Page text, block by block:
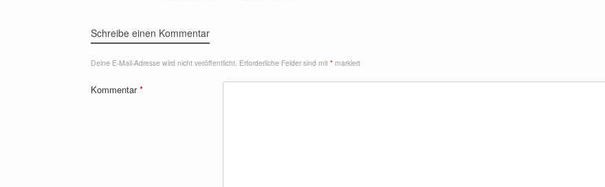
Schreibe einen Kommentar
Deine E-Mail-Adresse wird nicht veröffentlicht. Erforderliche Felder sind mit * markiert
Kommentar*